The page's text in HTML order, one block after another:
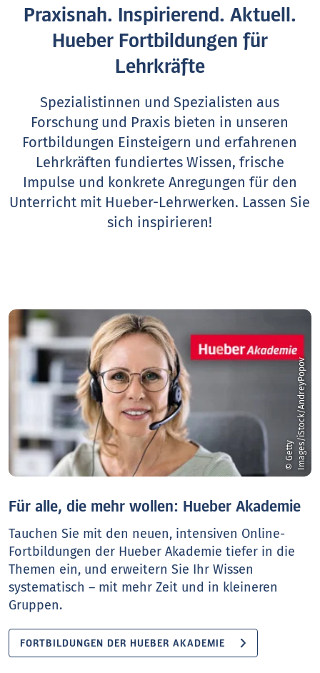
Praxisnah. Inspirierend. Aktuell.
Hueber Fortbildungen für
Lehrkräfte
Spezialistinnen und Spezialisten aus
Forschung und Praxis bieten in unseren
Fortbildungen Einsteigern und erfahrenen
Lehrkräften fundiertes Wissen, frische
Impulse und konkrete Anregungen für den
Unterricht mit Hueber-Lehrwerken. Lassen Sie
sich inspirieren!
©
G
e
t
t
y
I
m
a
g
e
s
/
i
S
t
o
c
k
/
A
n
d
r
e
y
P
o
p
ov
Für alle, die mehr wollen: Hueber Akademie
Tauchen Sie mit den neuen, intensiven Online-
Fortbildungen der Hueber Akademie tiefer in die
Themen ein, und erweitern Sie Ihr Wissen
systematisch – mit mehr Zeit und in kleineren
Gruppen.
FORTBILDUNGEN DER HUEBER AKADEMIE